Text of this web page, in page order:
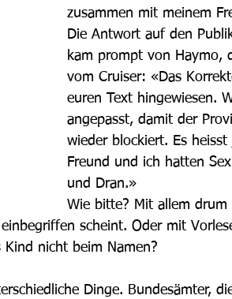
zusammen mit meinem
Die Antwort auf den
kam prompt von Haymo,
vom Cruiser: «Das
euren Text hingewiesen.
angepasst, damit der
wieder blockiert. Es
Freund und ich hatten
und Dran.»
Wie bitte? Mit allem drum
scheint. Oder mit
nicht beim Namen?
Dinge. Bundesämter,